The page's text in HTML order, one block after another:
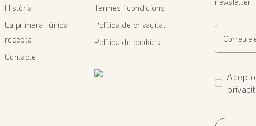
Història
La primera i única
recepta
Contacte
Termes i condicions
Política de privacitat
Política de cookies